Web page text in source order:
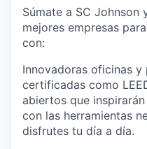
Súmate a SC
mejores empresas
con:
Innovadoras oficinas
certificadas como
abiertos que
con las herramientas
disfrutes tu día a día.